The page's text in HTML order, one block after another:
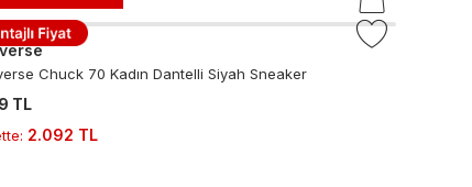
Chuck 70 Kadın Dantelli Siyah Sneaker
TL
: 2.092 TL